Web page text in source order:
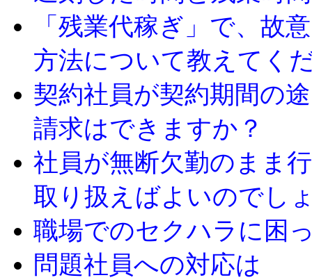
「残業代稼ぎ」で、故
方法について教えてく
契約社員が契約期間の
請求はできますか？
社員が無断欠勤のまま
取り扱えばよいのでし
職場でのセクハラに困
問題社員への対応は